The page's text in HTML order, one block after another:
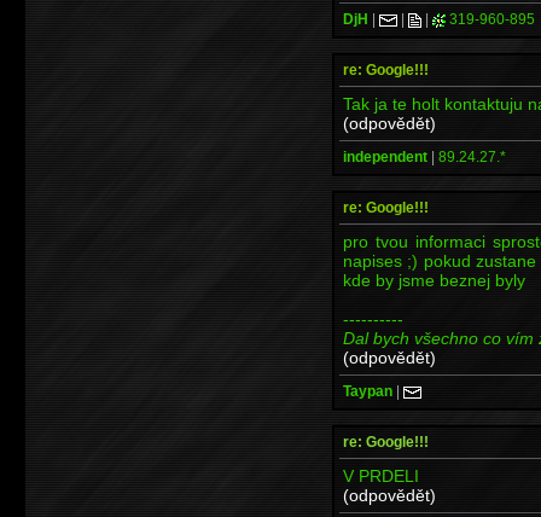
DjH | | | 319-960-895
re: Google!!!
Tak ja te holt kontaktuju
(odpovědět)
independent | 89.24.27.*
re: Google!!!
pro tvou informaci
napises ;) pokud
kde by jsme beznej byly
----------
Dal bych všechno co
(odpovědět)
Taypan |
re: Google!!!
V PRDELI
(odpovědět)